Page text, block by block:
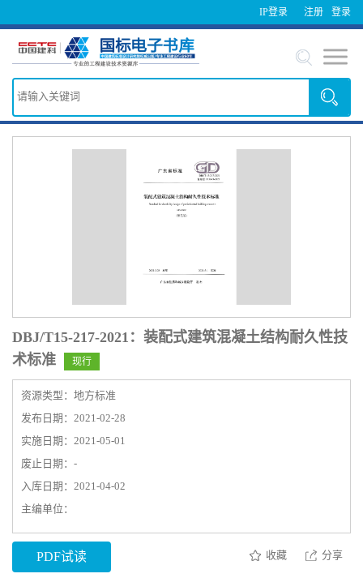
IP登录 登录
注册
DBJ/T15-217-2021：装配式建筑混凝土结构耐久性技
术标准
现行
资源类型：地方标准
发布日期：2021-02-28
实施日期：2021-05-01
废止日期：-
入库日期：2021-04-02
主编单位：
PDF试读 收藏 分享